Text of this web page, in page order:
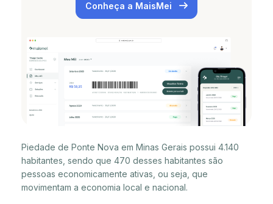
Conheça a MaisMei
Piedade de Ponte Nova em Minas Gerais possui 4.140
habitantes, sendo que 470 desses habitantes são
pessoas economicamente ativas, ou seja, que
movimentam a economia local e nacional.